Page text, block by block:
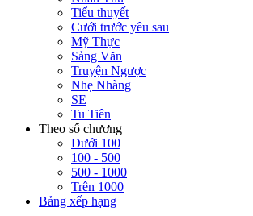
Tiểu thuyết
Cưới trước yêu sau
Mỹ Thực
Sảng Văn
Truyện Ngược
Nhẹ Nhàng
SE
Tu Tiên
Theo số chương
Dưới 100
100 - 500
500 - 1000
Trên 1000
Bảng xếp hạng